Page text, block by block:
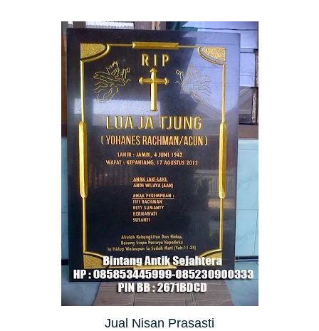
Jual Nisan Prasasti